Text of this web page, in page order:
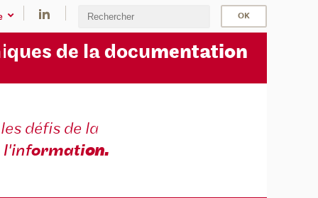
ques de la documentation
défis de la
l'information.